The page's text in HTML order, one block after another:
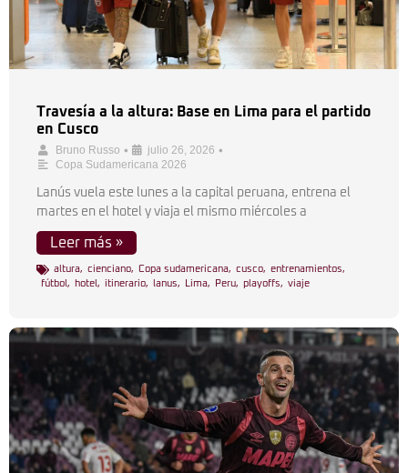
Travesía a la altura: Base en Lima para el partido
en Cusco
Bruno Russo • julio 26, 2026 •
Copa Sudamericana 2026
Lanús vuela este lunes a la capital peruana, entrena el
martes en el hotel y viaja el mismo miércoles a
Leer más »
altura, cienciano, Copa sudamericana, cusco, entrenamientos,
fútbol , hotel , itinerario, lanus, Lima, Peru, playoffs, viaje